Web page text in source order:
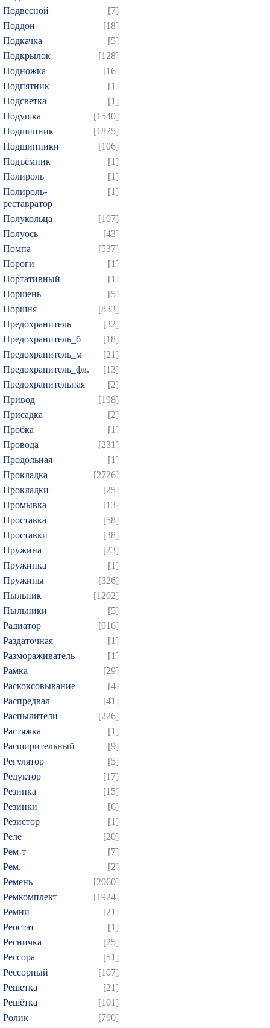
Подвесной
[7]
Поддон
[18]
Подкачка
[5]
Подкрылок
[128]
Подножка
[16]
Подпятник
[1]
Подсветка
[1]
Подушка
[1540]
Подшипник
[1825]
Подшипники
[106]
Подъёмник
[1]
Полироль
[1]
Полироль-
реставратор
[1]
Полукольца
[107]
Полуось
[43]
Помпа
[537]
Пороги
[1]
Портативный
[1]
Поршень
[5]
Поршня
[833]
Предохранитель
[32]
Предохранитель_б
[18]
Предохранитель_м
[21]
Предохранитель_фл.
[13]
Предохранительная
[2]
Привод
[198]
Присадка
[2]
Пробка
[1]
Провода
[231]
Продольная
[1]
Прокладка
[2726]
Прокладки
[25]
Промывка
[13]
Проставка
[58]
Проставки
[38]
Пружина
[23]
Пружинка
[1]
Пружины
[326]
Пыльник
[1202]
Пыльники
[5]
Радиатор
[916]
Раздаточная
[1]
Размораживатель
[1]
Рамка
[29]
Раскоксовывание
[4]
Распредвал
[41]
Распылители
[226]
Растяжка
[1]
Расширительный
[9]
Регулятор
[5]
Редуктор
[17]
Резинка
[15]
Резинки
[6]
Резистор
[1]
Реле
[20]
Рем-т
[7]
Рем.
[2]
Ремень
[2060]
Ремкомплект
[1924]
Ремни
[21]
Реостат
[1]
Ресничка
[25]
Рессора
[51]
Рессорный
[107]
Решетка
[21]
Решётка
[101]
Ролик
[790]